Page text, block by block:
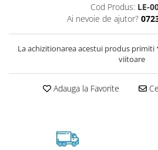
Cod Produs: LE-
Ai nevoie de ajutor?
La achizitionarea acestui produs primiti
viitoare
Adauga la Favorite